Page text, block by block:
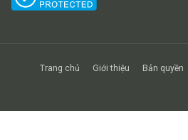
Trang chủ Giới thiệu Bản quyền